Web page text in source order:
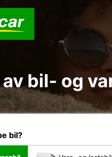
bil- og
bil?